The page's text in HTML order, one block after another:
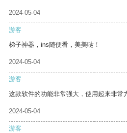
2024-05-04
游客
梯子神器，ins随便看，美美哒！
2024-05-04
游客
这款软件的功能非常强大，使用起来非常
2024-05-04
游客